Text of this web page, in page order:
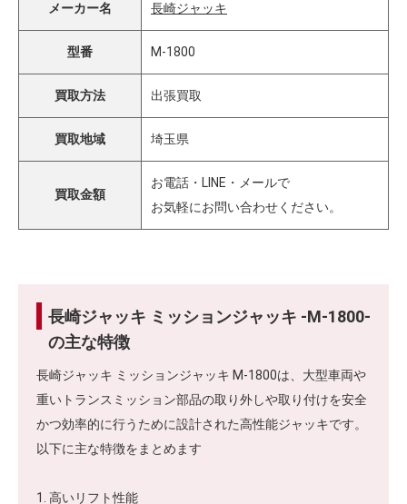
メーカー名 長崎ジャッキ
型番 M-1800
買取方法 出張買取
買取地域 埼玉県
買取金額
お電話・LINE・メールで
お気軽にお問い合わせください。
長崎ジャッキ ミッションジャッキ -M-1800-
の主な特徴
長崎ジャッキ ミッションジャッキ M-1800は、大型車両や
重いトランスミッション部品の取り外しや取り付けを安全
かつ効率的に行うために設計された高性能ジャッキです。
以下に主な特徴をまとめます
1. 高いリフト性能